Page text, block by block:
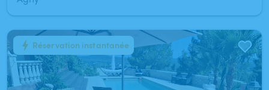
1/12Réservation instantanée